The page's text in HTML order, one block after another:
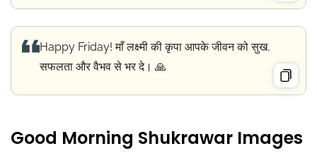
Happy Friday! माँ लक्ष्मी की कृपा आपके जीवन को सुख,
सफलता और वैभव से भर दे। 🙏
Good Morning Shukrawar Images